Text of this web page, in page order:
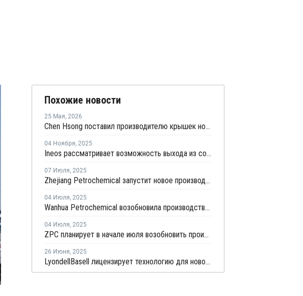
Похожие новости
25 Мая, 2026
Chen Hsong поставил производителю крышек новую серию двухкомпонентных ТПА
04 Ноября, 2025
Ineos рассматривает возможность выхода из совместного предприятия Sinopec Petchems
07 Июля, 2025
Zhejiang Petrochemical запустит новое производство ПВД/ЭВА в первом квартале 2026 года
04 Июля, 2025
Wanhua Petrochemical возобновила производство ПВД в Китае
04 Июля, 2025
ZPC планирует в начале июля возобновить производство
26 Июня, 2025
LyondellBasell лицензирует технологию для нового крупного китайского полиолефинового комплекса